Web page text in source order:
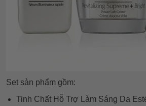
Set sản phẩm gồm:
Tinh Chất Hỗ Trợ Làm Sáng Da